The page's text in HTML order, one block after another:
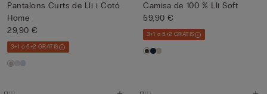
Pantalons Curts de Lli i Cotó
Home
29,90 €
3+1 o 5+2 GRATIS
Camisa de 100 % Lli Soft
59,90 €
3+1 o 5+2 GRATIS